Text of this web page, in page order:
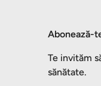
Abonează-
Te invităm
sănătate.